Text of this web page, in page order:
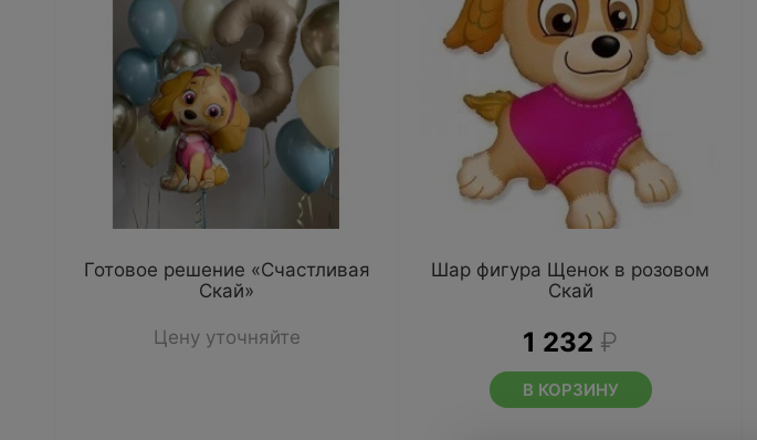
Готовое решение «Счастливая
Скай»
Цену уточняйте
Шар фигура Щенок в розовом
Скай
1 232 ₽
В КОРЗИНУ